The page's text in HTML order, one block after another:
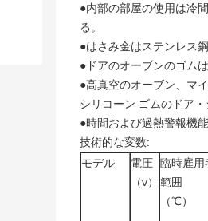
●内部の部屋の使用は冷
る。
●はさみ金はステンレス
●ドアのオーブンのゴム
●高真空のオーブン、マ
シリコーン ゴムのドア・
●時間および過熱警報機
技術的な変数:
モデル
電圧
（v）
臨時雇用
範囲
（℃）